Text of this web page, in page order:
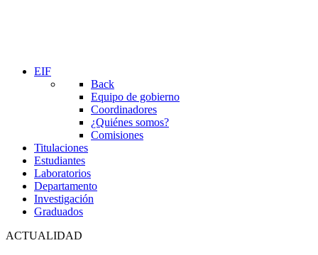
EIF
Back
Equipo de gobierno
Coordinadores
¿Quiénes somos?
Comisiones
Titulaciones
Estudiantes
Laboratorios
Departamento
Investigación
Graduados
ACTUALIDAD